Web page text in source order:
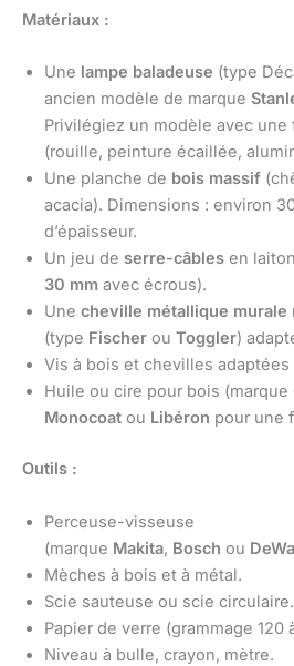
Matériaux :
Une lampe baladeuse (type
ancien modèle de marque
Privilégiez un modèle avec
(rouille, peinture écaillée,
Une planche de bois massif
acacia). Dimensions : environ
d’épaisseur.
Un jeu de serre-câbles en
30 mm avec écrous).
Une cheville métallique murale
(type Fischer ou Toggler)
Vis à bois et chevilles adaptées
Huile ou cire pour bois (marque
Monocoat ou Libéron pour une
Outils :
Perceuse-visseuse
(marque Makita, Bosch ou
Mèches à bois et à métal.
Scie sauteuse ou scie circulaire.
Papier de verre (grammage 120
Niveau à bulle, crayon, mètre.